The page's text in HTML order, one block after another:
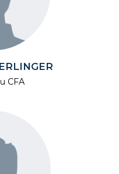
CFA